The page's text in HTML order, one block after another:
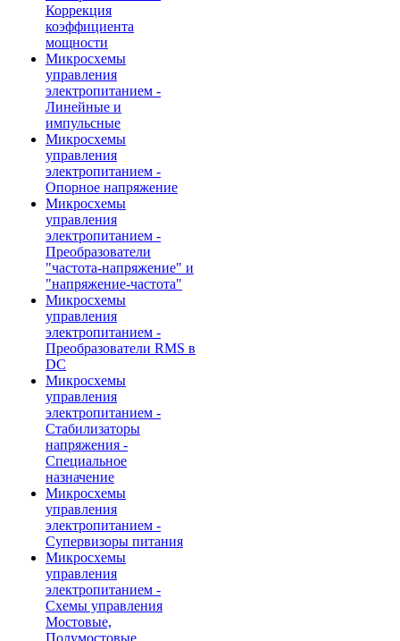
Коррекция
коэффициента
мощности
Микросхемы
управления
электропитанием -
Линейные и
импульсные
Микросхемы
управления
электропитанием -
Опорное напряжение
Микросхемы
управления
электропитанием -
Преобразователи
"частота-напряжение" и
"напряжение-частота"
Микросхемы
управления
электропитанием -
Преобразователи RMS в
DC
Микросхемы
управления
электропитанием -
Стабилизаторы
напряжения -
Специальное
назначение
Микросхемы
управления
электропитанием -
Супервизоры питания
Микросхемы
управления
электропитанием -
Схемы управления
Мостовые,
Полумостовые